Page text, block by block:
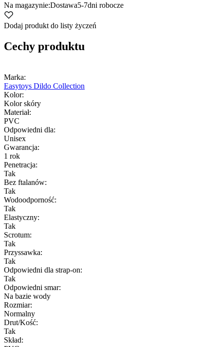
Na magazynie:Dostawa5-7dni robocze
Dodaj produkt do listy życzeń
Cechy produktu
Marka:
Easytoys Dildo Collection
Kolor:
Kolor skóry
Materiał:
PVC
Odpowiedni dla:
Unisex
Gwarancja:
1 rok
Penetracja:
Tak
Bez ftalanów:
Tak
Wodoodporność:
Tak
Elastyczny:
Tak
Scrotum:
Tak
Przyssawka:
Tak
Odpowiedni dla strap-on:
Tak
Odpowiedni smar:
Na bazie wody
Rozmiar:
Normalny
Drut/Kość:
Tak
Skład: